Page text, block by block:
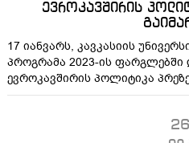
ევროკავშირის
17 იანვარს, კავკასიის
პროგრამა 2023-ის ფარგლებში
ევროკავშირის პოლიტიკა
26